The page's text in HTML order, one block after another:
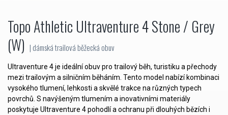
Topo Athletic Ultraventure 4 Stone / Grey
(W) | dámská trailová běžecká obuv
Ultraventure 4 je ideální obuv pro trailový běh, turistiku a přechody
mezi trailovým a silničním běháním. Tento model nabízí kombinaci
vysokého tlumení, lehkosti a skvělé trakce na různých typech
povrchů. S navýšeným tlumením a inovativními materiály
poskytuje Ultraventure 4 pohodlí a ochranu při dlouhých bězích i